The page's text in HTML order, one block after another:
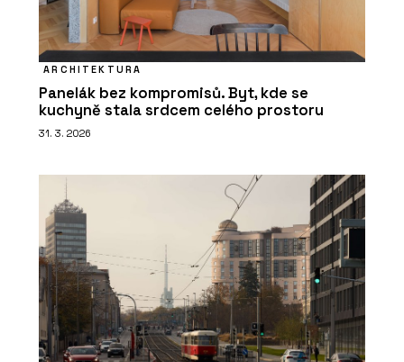
ARCHITEKTURA
Panelák bez kompromisů. Byt, kde se
kuchyně stala srdcem celého prostoru
31. 3. 2026